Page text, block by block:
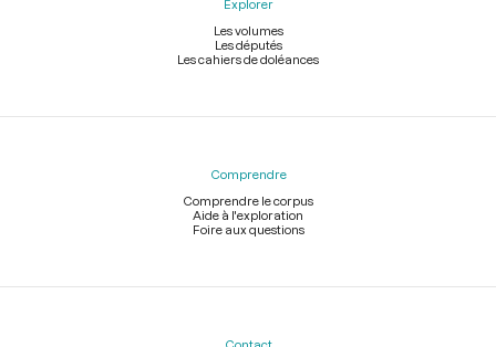
Explorer
Les volumes
Les députés
Les cahiers de doléances
Comprendre
Comprendre le corpus
Aide à l'exploration
Foire aux questions